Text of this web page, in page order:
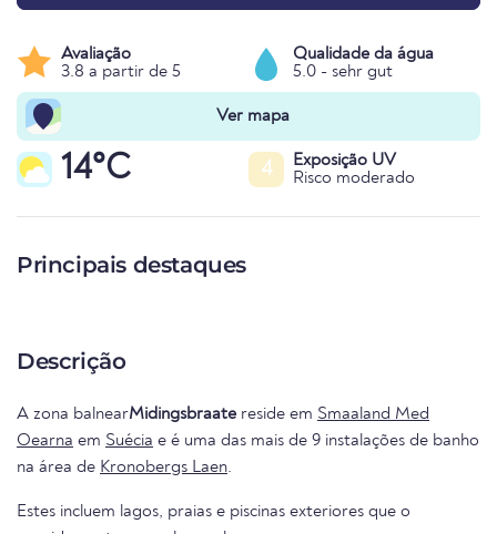
Avaliação
3.8 a partir de 5
Qualidade da água
5.0 - sehr gut
Ver mapa
14°C 4
Exposição UV
Risco moderado
Principais destaques
Descrição
A zona balnearMidingsbraate reside em Smaaland Med
Oearna em Suécia e é uma das mais de 9 instalações de banho
na área de Kronobergs Laen.
Estes incluem lagos, praias e piscinas exteriores que o